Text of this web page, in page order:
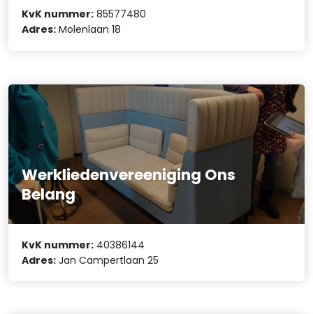
KvK nummer: 85577480
Adres: Molenlaan 18
Werkliedenvereeniging Ons
Belang
KvK nummer: 40386144
Adres: Jan Campertlaan 25